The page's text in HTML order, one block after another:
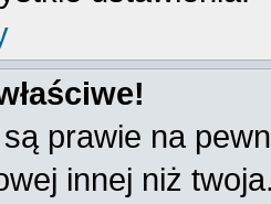
prawie na
innej niż